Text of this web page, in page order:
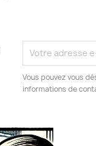
Vous pouvez vous
informations de